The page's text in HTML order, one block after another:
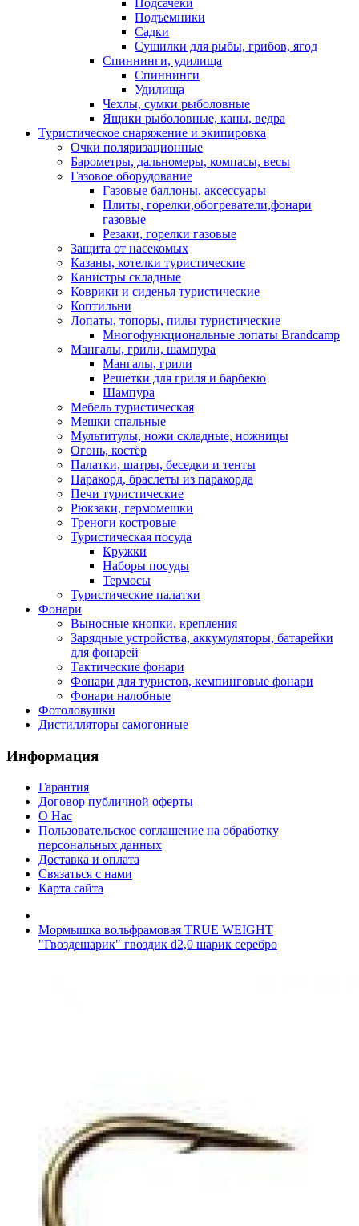
Подсачеки
Подъемники
Садки
Сушилки для рыбы, грибов, ягод
Спиннинги, удилища
Спиннинги
Удилища
Чехлы, сумки рыболовные
Ящики рыболовные, каны, ведра
Туристическое снаряжение и экипировка
Очки поляризационные
Барометры, дальномеры, компасы, весы
Газовое оборудование
Газовые баллоны, аксессуары
Плиты, горелки,обогреватели,фонари
газовые
Резаки, горелки газовые
Защита от насекомых
Казаны, котелки туристические
Канистры складные
Коврики и сиденья туристические
Коптильни
Лопаты, топоры, пилы туристические
Многофункциональные лопаты Brandcamp
Мангалы, грили, шампура
Мангалы, грили
Решетки для гриля и барбекю
Шампура
Мебель туристическая
Мешки спальные
Мультитулы, ножи складные, ножницы
Огонь, костёр
Палатки, шатры, беседки и тенты
Паракорд, браслеты из паракорда
Печи туристические
Рюкзаки, гермомешки
Треноги костровые
Туристическая посуда
Кружки
Наборы посуды
Термосы
Туристические палатки
Фонари
Выносные кнопки, крепления
Зарядные устройства, аккумуляторы, батарейки
для фонарей
Тактические фонари
Фонари для туристов, кемпинговые фонари
Фонари налобные
Фотоловушки
Дистилляторы самогонные
Информация
Гарантия
Договор публичной оферты
О Нас
Пользовательское соглашение на обработку
персональных данных
Доставка и оплата
Связаться с нами
Карта сайта
Мормышка вольфрамовая TRUE WEIGHT
"Гвоздешарик" гвоздик d2,0 шарик серебро